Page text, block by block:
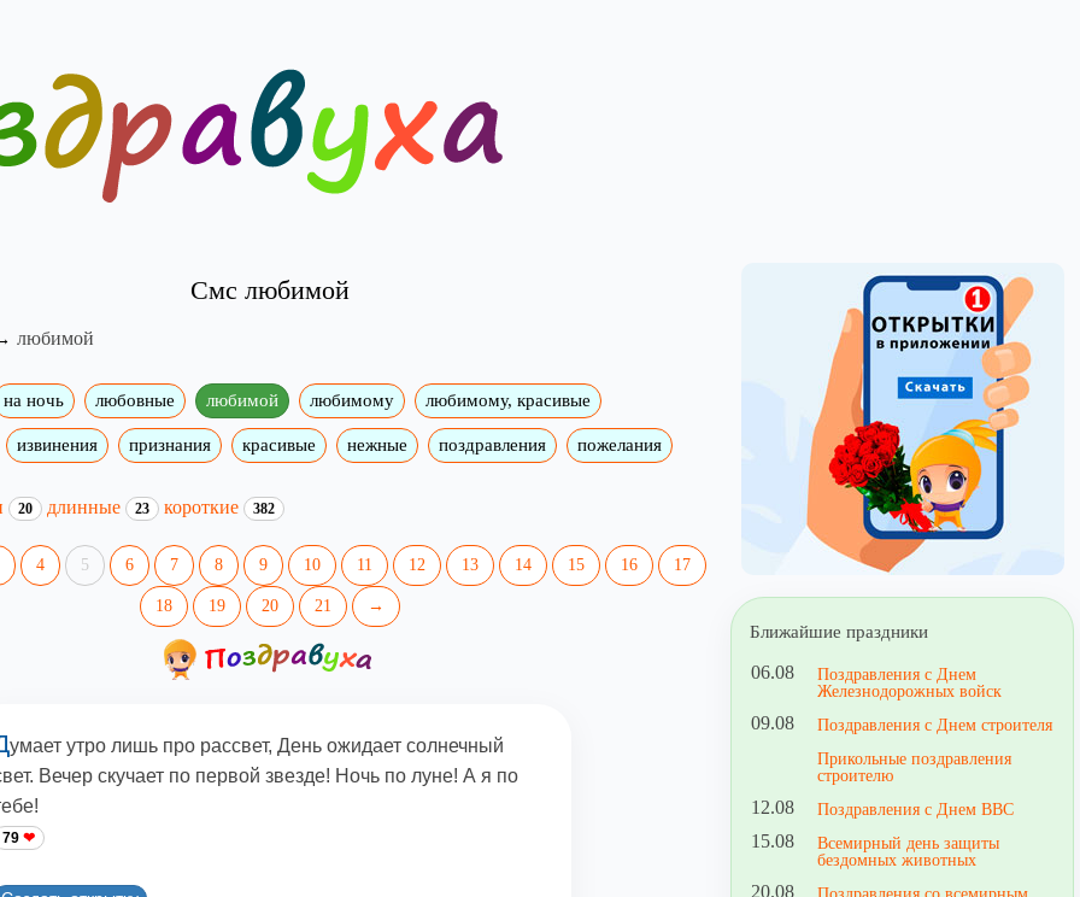
Смс любимой
любимой
на ночь любовные любимой любимому любимому, красивые
извинения признания красивые нежные поздравления пожелания
20 длинные 23 короткие 382
4 5 6 7 8 9 10 11 12 13 14 15 16 17
18 19 20 21 →
умает утро лишь про рассвет, День ожидает солнечный
Вечер скучает по первой звезде! Ночь по луне! А я по
79
Ближайшие праздники
06.08
Поздравления с Днем
Железнодорожных войск
09.08
Поздравления с Днем строителя
Прикольные поздравления
строителю
12.08 Поздравления с Днем ВВС
15.08
Всемирный день защиты
бездомных животных
20.08